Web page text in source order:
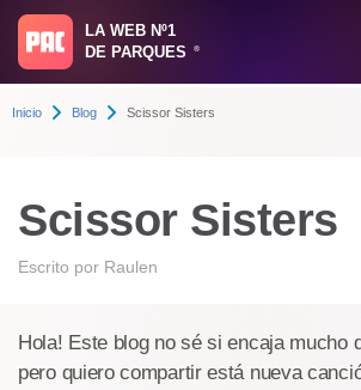
LA WEB Nº1
DE PARQUES
®
Inicio Blog Scissor Sisters
Scissor Sisters
Escrito por Raulen
Hola! Este blog no sé si encaja mucho
pero quiero compartir está nueva